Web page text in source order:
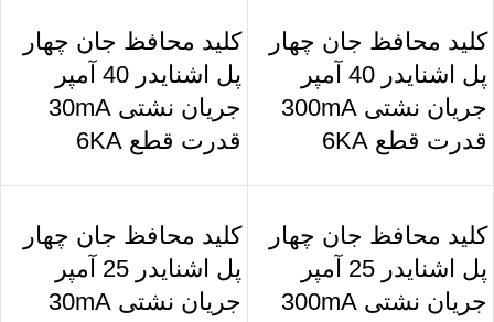
کلید محافظ جان چهار
پل اشنایدر 40 آمپر
جریان نشتی 300mA
قدرت قطع 6KA
کلید محافظ جان چهار
پل اشنایدر 40 آمپر
جریان نشتی 30mA
قدرت قطع 6KA
کلید محافظ جان چهار
پل اشنایدر 25 آمپر
جریان نشتی 300mA
کلید محافظ جان چهار
پل اشنایدر 25 آمپر
جریان نشتی 30mA